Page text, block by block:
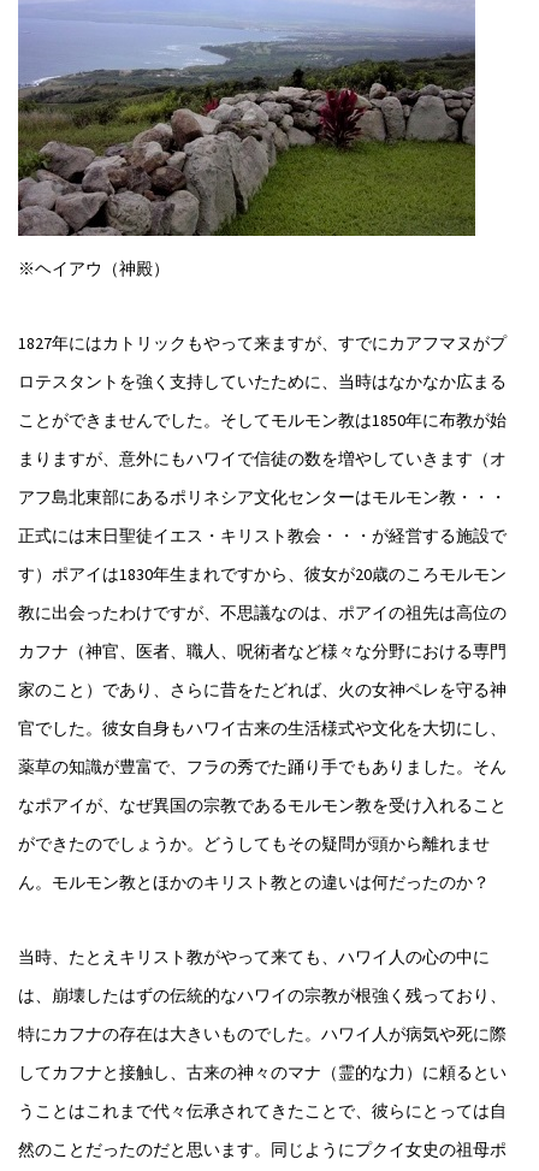
※ヘイアウ（神殿）
1827年にはカトリックもやって来ますが、すでにカアフマヌがプ
ロテスタントを強く支持していたために、当時はなかなか広まる
ことができませんでした。そしてモルモン教は1850年に布教が始
まりますが、意外にもハワイで信徒の数を増やしていきます（オ
アフ島北東部にあるポリネシア文化センターはモルモン教・・・
正式には末日聖徒イエス・キリスト教会・・・が経営する施設で
す）ポアイは1830年生まれですから、彼女が20歳のころモルモン
教に出会ったわけですが、不思議なのは、ポアイの祖先は高位の
カフナ（神官、医者、職人、呪術者など様々な分野における専門
家のこと）であり、さらに昔をたどれば、火の女神ペレを守る神
官でした。彼女自身もハワイ古来の生活様式や文化を大切にし、
薬草の知識が豊富で、フラの秀でた踊り手でもありました。そん
なポアイが、なぜ異国の宗教であるモルモン教を受け入れること
ができたのでしょうか。どうしてもその疑問が頭から離れませ
ん。モルモン教とほかのキリスト教との違いは何だったのか？
当時、たとえキリスト教がやって来ても、ハワイ人の心の中に
は、崩壊したはずの伝統的なハワイの宗教が根強く残っており、
特にカフナの存在は大きいものでした。ハワイ人が病気や死に際
してカフナと接触し、古来の神々のマナ（霊的な力）に頼るとい
うことはこれまで代々伝承されてきたことで、彼らにとっては自
然のことだったのだと思います。同じようにプクイ女史の祖母ポ